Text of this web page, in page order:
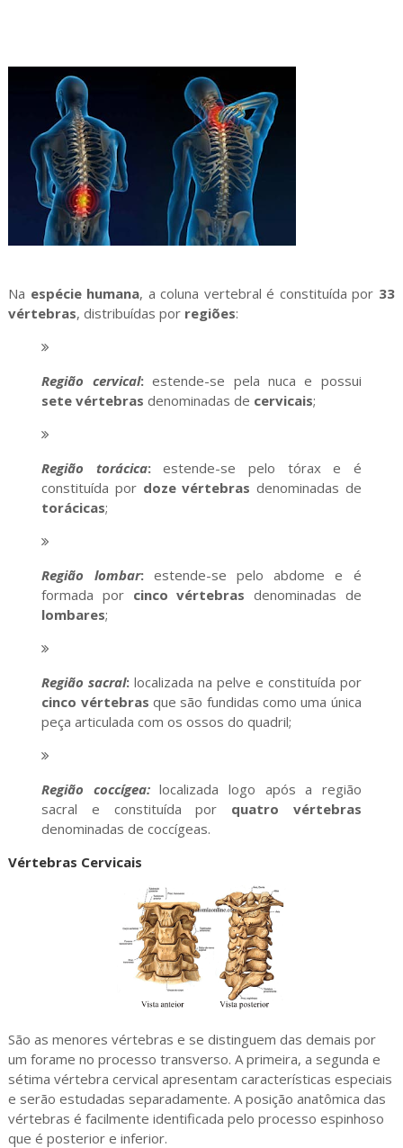
Na espécie humana, a coluna vertebral é constituída por 33
vértebras, distribuídas por regiões:
Região cervical:estende-se pela nuca e possui
sete vértebras denominadas de cervicais;
Região torácica:estende-se pelo tórax e é
constituída por doze vértebras denominadas de
torácicas;
Região lombar: estende-se pelo abdome e é
formada por cinco vértebras denominadas de
lombares;
Região sacral: localizada na pelve e constituída por
cinco vértebras que são fundidas como uma única
peça articulada com os ossos do quadril;
Região coccígea:localizada logo após a região
sacral e constituída por quatro
vértebras
denominadas de coccígeas.
Vértebras Cervicais
São as menores vértebras e se distinguem das demais por
um forame no processo transverso. A primeira, a segunda e
sétima vértebra cervical apresentam características especiais
e serão estudadas separadamente. A posição anatômica das
vértebras é facilmente identificada pelo processo espinhoso
que é posterior e inferior.